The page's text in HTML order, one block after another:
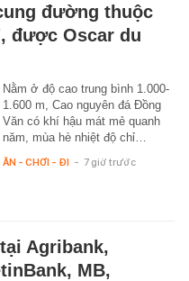
đường thuộc
được Oscar du
Nằm ở độ cao trung bình 1.000-
1.600 m, Cao nguyên đá Đồng
Văn có khí hậu mát mẻ quanh
năm, mùa hè nhiệt độ chỉ…
ĂN - CHƠI - ĐI - 7 giờ trước
Agribank,
MB,